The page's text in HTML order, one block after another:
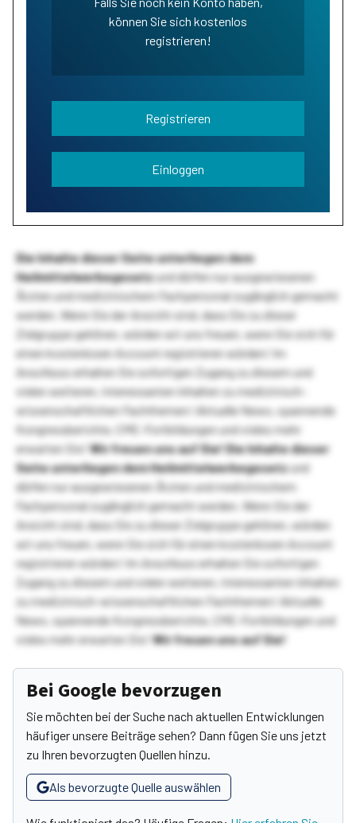
können Sie sich kostenlos
registrieren!
Registrieren
Einloggen
Die Inhalte dieser Seite unterliegen dem
Heilmittelwerbegesetzund dürfen nur ausgewiesenen
Ärzten und medizinischem Fachpersonal zugänglich gemacht
werden. Wenn Sie der Ansicht sind, dass Sie zu dieser
Zielgruppe gehören, würden wir uns freuen, wenn Sie sich für
einen kostenlosen Account registrieren würden! Im
Anschluss erhalten Sie sofortigen Zugang zu diesem und
vielen weiteren, interessanten Inhalten zu medizinisch-
wissenschaftlichen Fachthemen! Aktuelle News, spannende
Kongressberichte, CME-Fortbildungen und vieles mehr
erwarten Sie!Wir freuen uns auf Sie!Die Inhalte dieser
Seite unterliegen dem Heilmittelwerbegesetzund
dürfen nur ausgewiesenen Ärzten und medizinischem
Fachpersonal zugänglich gemacht werden. Wenn Sie der
Ansicht sind, dass Sie zu dieser Zielgruppe gehören, würden
wir uns freuen, wenn Sie sich für einen kostenlosen Account
registrieren würden! Im Anschluss erhalten Sie sofortigen
Zugang zu diesem und vielen weiteren, interessanten Inhalten
zu medizinisch-wissenschaftlichen Fachthemen! Aktuelle
News, spannende Kongressberichte, CME-Fortbildungen und
vieles mehr erwarten Sie!Wir freuen uns auf Sie!
Bei Google bevorzugen
Sie möchten bei der Suche nach aktuellen Entwicklungen
häufiger unsere Beiträge sehen? Dann fügen Sie uns jetzt
zu Ihren bevorzugten Quellen hinzu.
Als bevorzugte Quelle auswählen